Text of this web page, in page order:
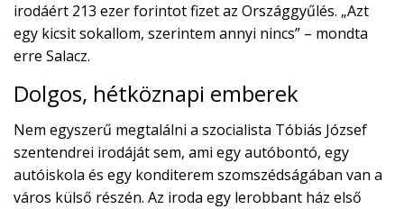
irodáért 213 ezer forintot fizet az Országgyűlés. „Azt
egy kicsit sokallom, szerintem annyi nincs” – mondta
erre Salacz.
Dolgos, hétköznapi emberek
Nem egyszerű megtalálni a szocialista Tóbiás József
szentendrei irodáját sem, ami egy autóbontó, egy
autóiskola és egy konditerem szomszédságában van a
város külső részén. Az iroda egy lerobbant ház első